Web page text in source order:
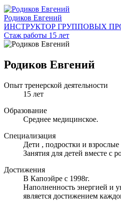
Родиков Евгений
ИНСТРУКТОР ГРУППОВЫХ
Стаж работы 15 лет
Родиков Евгений
Опыт тренерской деятельности
15 лет
Образование
Среднее медицинское.
Специализация
Дети , подростки и взрослые
Занятия для детей вместе с
Достижения
В Капоэйре с 1998г.
Наполненность энергией и
является достижением